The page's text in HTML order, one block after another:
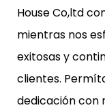
House Co,ltd
mientras nos
exitosas y
clientes.
dedicación con